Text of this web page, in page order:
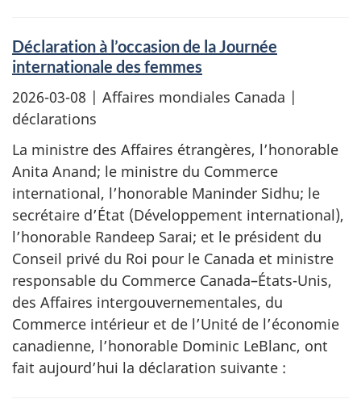
Déclaration à l’occasion de la Journée
internationale des femmes
2026-03-08 | Affaires mondiales Canada |
déclarations
La ministre des Affaires étrangères, l’honorable
Anita Anand; le ministre du Commerce
international, l’honorable Maninder Sidhu; le
secrétaire d’État (Développement international),
l’honorable Randeep Sarai; et le président du
Conseil privé du Roi pour le Canada et ministre
responsable du Commerce Canada–États-Unis,
des Affaires intergouvernementales, du
Commerce intérieur et de l’Unité de l’économie
canadienne, l’honorable Dominic LeBlanc, ont
fait aujourd’hui la déclaration suivante :